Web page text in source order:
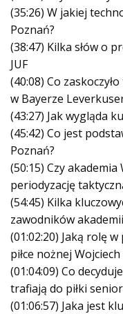
(35:26) W jakiej
Poznań?
(38:47) Kilka słów o
JUF
(40:08) Co
w Bayerze
(43:27) Jak wygląda
(45:42) Co jest
Poznań?
(50:15) Czy
periodyzację
(54:45) Kilka
zawodników
(01:02:20) Jaką rolę
piłce nożnej
(01:04:09) Co
trafiają do piłki
(01:06:57) Jaka jest